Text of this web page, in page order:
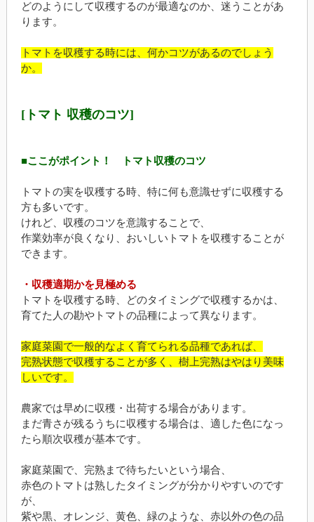
どのようにして収穫するのが最適なのか、迷うことがあ
ります。
トマトを収穫する時には、何かコツがあるのでしょう
か。
[トマト 収穫のコツ]
■ここがポイント！ トマト収穫のコツ
トマトの実を収穫する時、特に何も意識せずに収穫する
方も多いです。
けれど、収穫のコツを意識することで、
作業効率が良くなり、おいしいトマトを収穫することが
できます。
・収穫適期かを見極める
トマトを収穫する時、どのタイミングで収穫するかは、
育てた人の勘やトマトの品種によって異なります。
家庭菜園で一般的なよく育てられる品種であれば、
完熟状態で収穫することが多く、樹上完熟はやはり美味
しいです。
農家では早めに収穫・出荷する場合があります。
まだ青さが残るうちに収穫する場合は、適した色になっ
たら順次収穫が基本です。
家庭菜園で、完熟まで待ちたいという場合、
赤色のトマトは熟したタイミングが分かりやすいのです
が、
紫や黒、オレンジ、黄色、緑のような、赤以外の色の品